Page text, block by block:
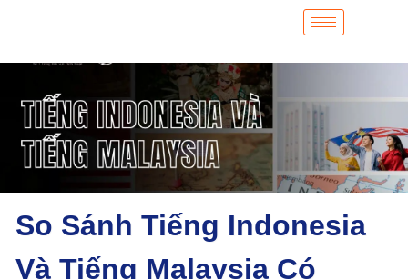
So Sánh Tiếng Indonesia
Và Tiếng Malaysia Có